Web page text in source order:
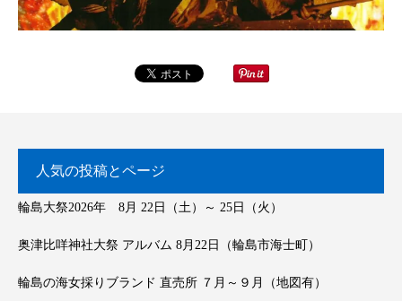
人気の投稿とページ
輪島大祭2026年 8月 22日（土）～ 25日（火）
奥津比咩神社大祭 アルバム 8月22日（輪島市海士町）
輪島の海女採りブランド 直売所 ７月～９月（地図有）